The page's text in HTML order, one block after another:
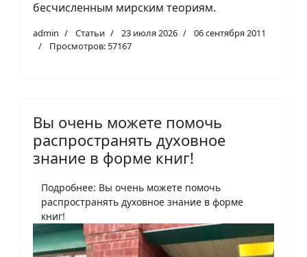
бесчисленным мирским теориям.
admin Статьи 23 июля 2026
06 сентября 2011
Просмотров: 57167
Вы очень можете помочь
распространять духовное
знание в форме книг!
Подробнее: Вы очень можете помочь
распространять духовное знание в форме
книг!